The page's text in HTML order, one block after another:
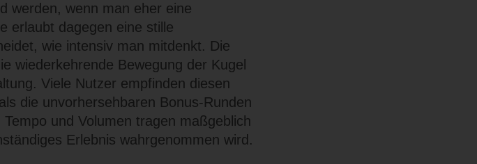
werden, wenn man eher eine
erlaubt dagegen eine stille
wie intensiv man mitdenkt. Die
wiederkehrende Bewegung der Kugel
Viele Nutzer empfinden diesen
die unvorhersehbaren Bonus-Runden
und Volumen tragen maßgeblich
Erlebnis wahrgenommen wird.